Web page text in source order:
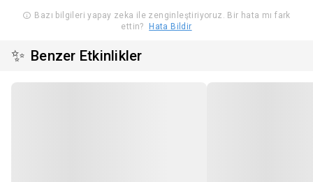
Bazı bilgileri yapay zeka ile zenginleştiriyoruz. Bir hata mı fark
ettin?
Hata Bildir
✨ Benzer Etkinlikler